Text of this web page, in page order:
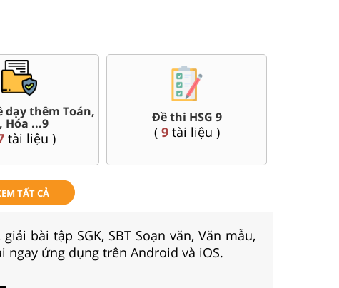
Đề thi giữa kì, cuối kì 9 Bài giảng Powerpoint Văn,
TẤT CẢ
bài tập SGK, SBT Soạn văn, Văn mẫu,
ngay ứng dụng trên Android và iOS.